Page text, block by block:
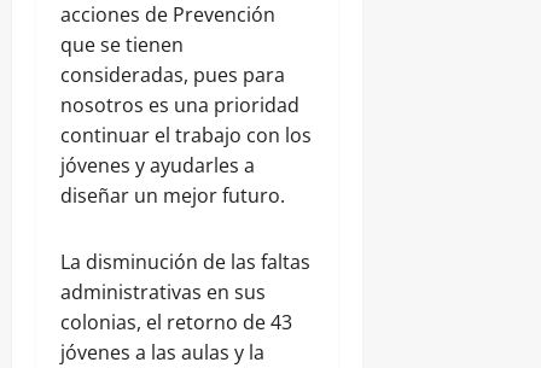
acciones de Prevención
que se tienen
consideradas, pues para
nosotros es una prioridad
continuar el trabajo con los
jóvenes y ayudarles a
diseñar un mejor futuro.
La disminución de las faltas
administrativas en sus
colonias, el retorno de 43
jóvenes a las aulas y la